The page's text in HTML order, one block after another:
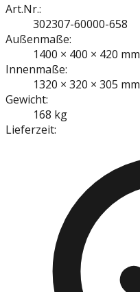
Art.Nr.:
302307-60000-658
Außenmaße:
1400 × 400 × 420 mm
Innenmaße:
1320 × 320 × 305 mm
Gewicht:
168 kg
Lieferzeit: